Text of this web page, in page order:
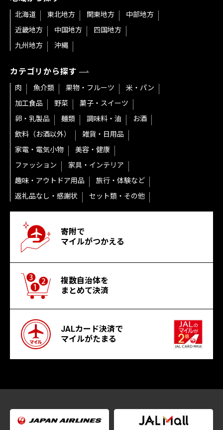
北海道 東北地方 関東地方
中部地方
近畿地方
中国地方
四国地方
九州地方
沖縄
カテゴリから探す
肉 魚介類 果物・フルーツ
米・パン
加工食品
野菜
菓子・スイーツ
卵・乳製品
麺類 調味料・油
お酒
飲料（お酒以外）
雑貨・日用品
家電・電気小物
美容・健康
ファッション
家具・インテリア
趣味・アウトドア用品
旅行・体験など
返礼品なし・感謝状
セット類・その他
寄附で
マイルがつかえる
複数自治体を
まとめて決済
JALカード決済で
マイルがたまる